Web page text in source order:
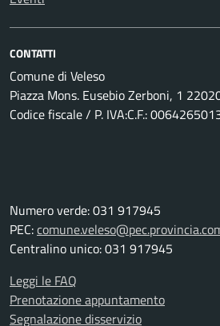
CONTATTI
Comune di Veleso
Piazza Mons. Eusebio Zerboni, 1
Codice fiscale / P. IVA:C.F.:
Numero verde: 031 917945
PEC:
Centralino unico: 031 917945
Leggi le FAQ
Prenotazione appuntamento
Segnalazione disservizio